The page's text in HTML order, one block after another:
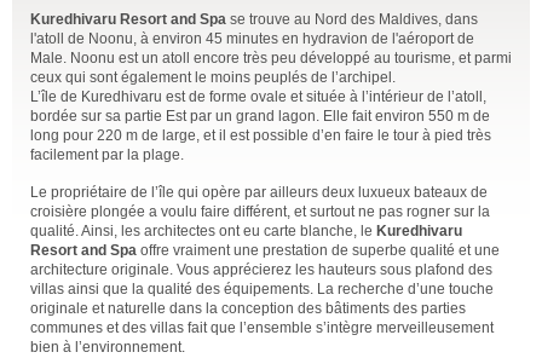
Kuredhivaru Resort and Spa se trouve au Nord des Maldives, dans
l'atoll de Noonu, à environ 45 minutes en hydravion de l'aéroport de
Male. Noonu est un atoll encore très peu développé au tourisme, et parmi
ceux qui sont également le moins peuplés de l’archipel.
L’île de Kuredhivaru est de forme ovale et située à l’intérieur de l’atoll,
bordée sur sa partie Est par un grand lagon. Elle fait environ 550 m de
long pour 220 m de large, et il est possible d’en faire le tour à pied très
facilement par la plage.
Le propriétaire de l’île qui opère par ailleurs deux luxueux bateaux de
croisière plongée a voulu faire différent, et surtout ne pas rogner sur la
qualité. Ainsi, les architectes ont eu carte blanche, le Kuredhivaru
Resort and Spa offre vraiment une prestation de superbe qualité et une
architecture originale. Vous apprécierez les hauteurs sous plafond des
villas ainsi que la qualité des équipements. La recherche d’une touche
originale et naturelle dans la conception des bâtiments des parties
communes et des villas fait que l’ensemble s’intègre merveilleusement
bien à l’environnement.